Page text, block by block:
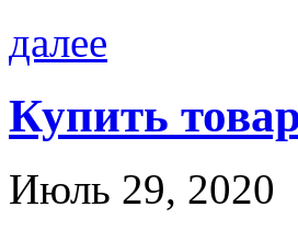
далее
Купить
Июль 29, 2020